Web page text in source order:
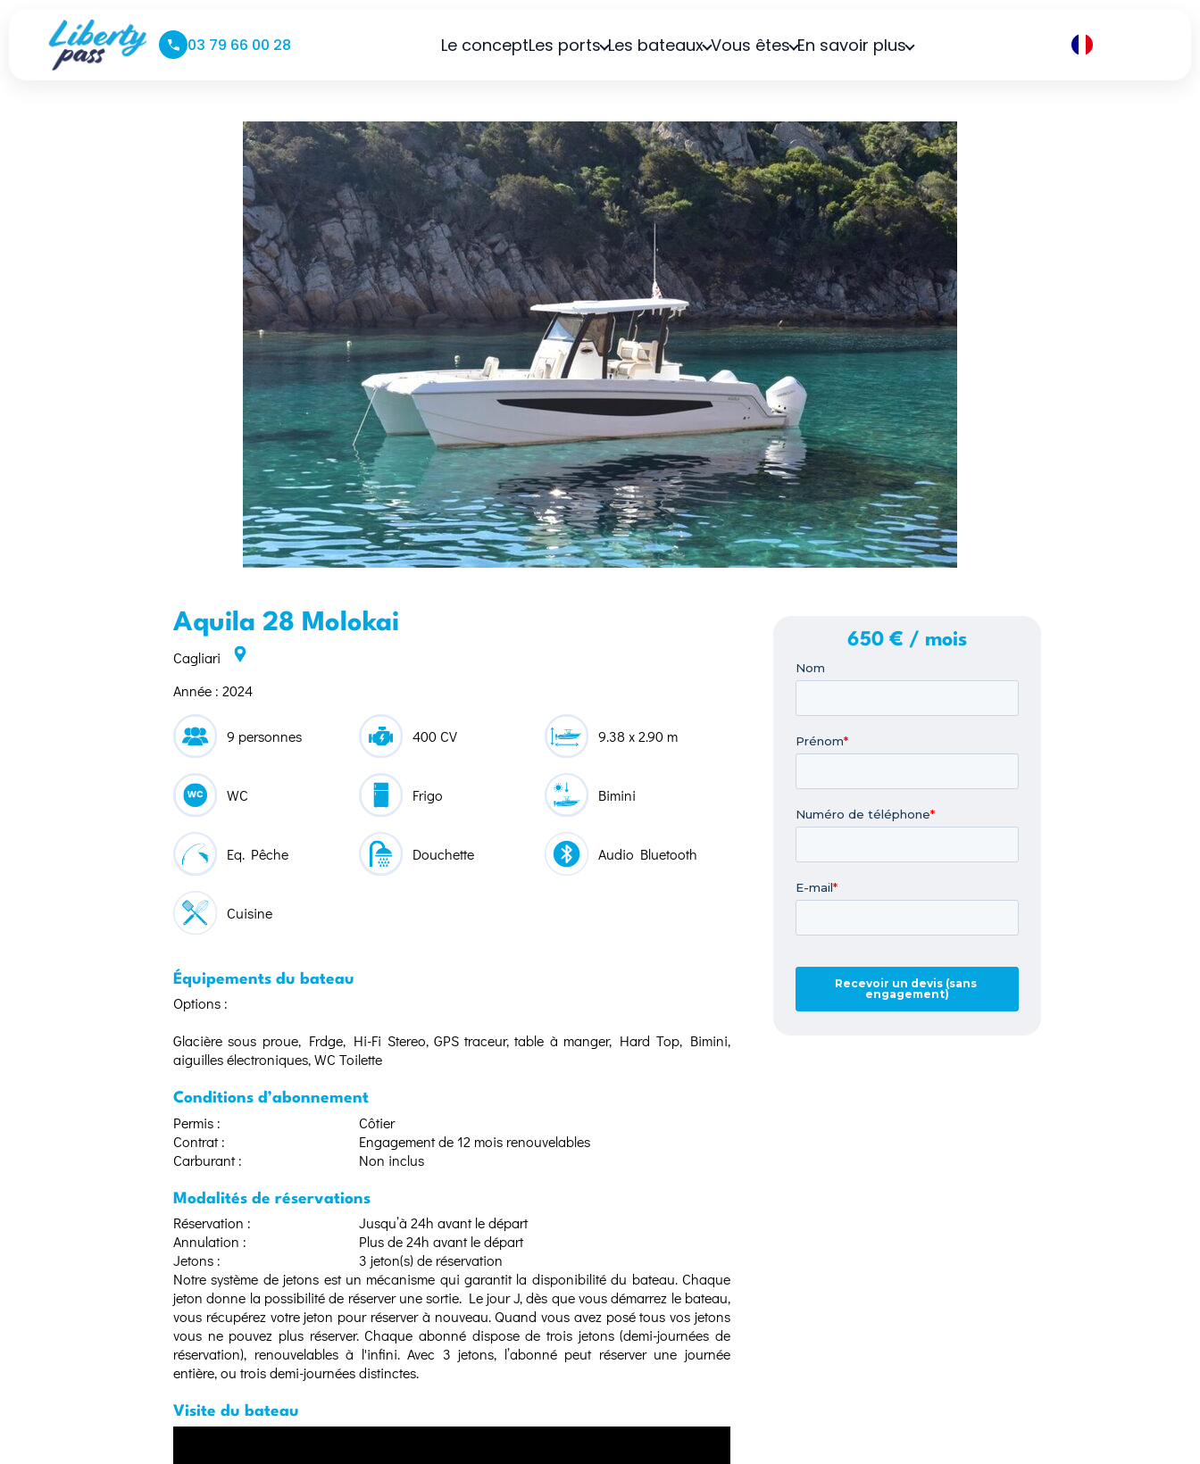
03 79 66 00 28 Le conceptLes ports Les bateaux Vous êtes En savoir plus
Aquila 28 Molokai
Cagliari
Année : 2024
9 personnes 400 CV 9.38 x 2.90 m
WC Frigo Bimini
Eq. Pêche Douchette Audio Bluetooth
Cuisine
Équipements du bateau
Options :
Glacière sous proue, Frdge, Hi-Fi Stereo, GPS traceur, table à manger, Hard Top, Bimini,
aiguilles électroniques, WC Toilette
Conditions d’abonnement
Permis :
Côtier
Contrat :
Engagement de 12 mois renouvelables
Carburant :
Non inclus
Modalités de réservations
Réservation :
Jusqu’à 24h avant le départ
Annulation :
Plus de 24h avant le départ
Jetons :
3 jeton(s) de réservation
Notre système de jetons est un mécanisme qui garantit la disponibilité du bateau. Chaque
jeton donne la possibilité de réserver une sortie. Le jour J, dès que vous démarrez le bateau,
vous récupérez votre jeton pour réserver à nouveau. Quand vous avez posé tous vos jetons
vous ne pouvez plus réserver. Chaque abonné dispose de trois jetons (demi-journées de
réservation), renouvelables à l'infini. Avec 3 jetons, l’abonné peut réserver une journée
entière, ou trois demi-journées distinctes.
Visite du bateau
650 € / mois